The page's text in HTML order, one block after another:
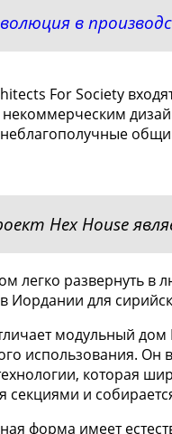
в
For Society
Hex House
легко развернуть в
Иордании для
модульный дом
использования. Он
которая
секциями и
форма имеет